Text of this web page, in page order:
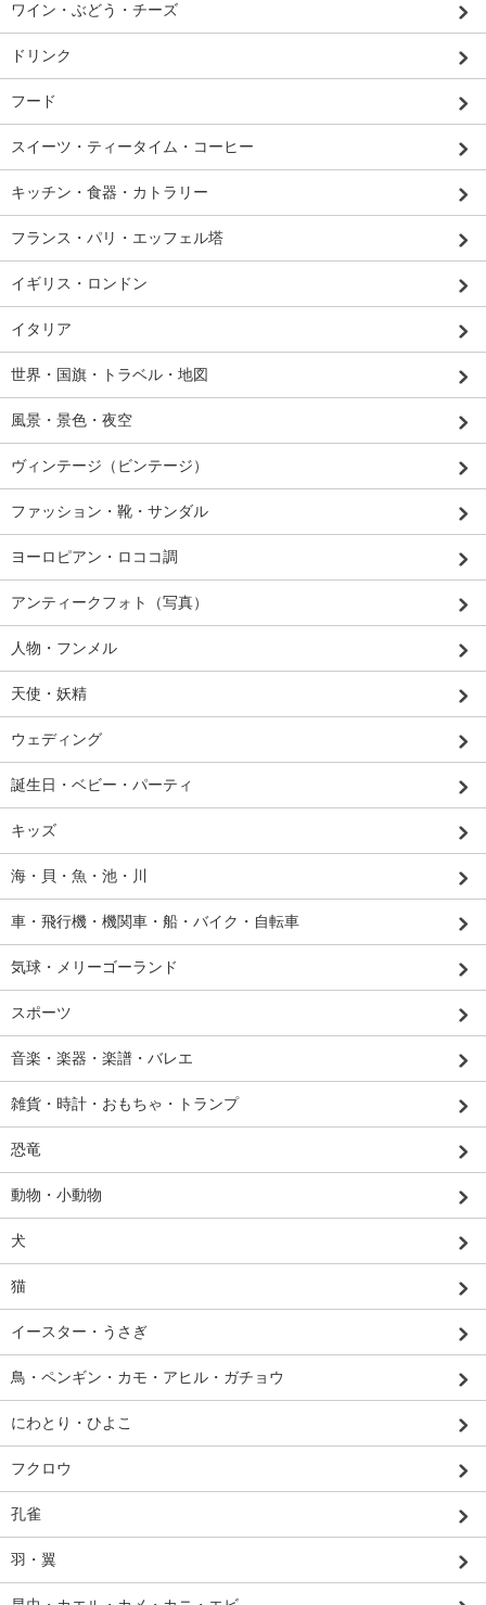
ワイン・ぶどう・チーズ
ドリンク
フード
スイーツ・ティータイム・コーヒー
キッチン・食器・カトラリー
フランス・パリ・エッフェル塔
イギリス・ロンドン
イタリア
世界・国旗・トラベル・地図
風景・景色・夜空
ヴィンテージ（ビンテージ）
ファッション・靴・サンダル
ヨーロピアン・ロココ調
アンティークフォト（写真）
人物・フンメル
天使・妖精
ウェディング
誕生日・ベビー・パーティ
キッズ
海・貝・魚・池・川
車・飛行機・機関車・船・バイク・自転車
気球・メリーゴーランド
スポーツ
音楽・楽器・楽譜・バレエ
雑貨・時計・おもちゃ・トランプ
恐竜
動物・小動物
犬
猫
イースター・うさぎ
鳥・ペンギン・カモ・アヒル・ガチョウ
にわとり・ひよこ
フクロウ
孔雀
羽・翼